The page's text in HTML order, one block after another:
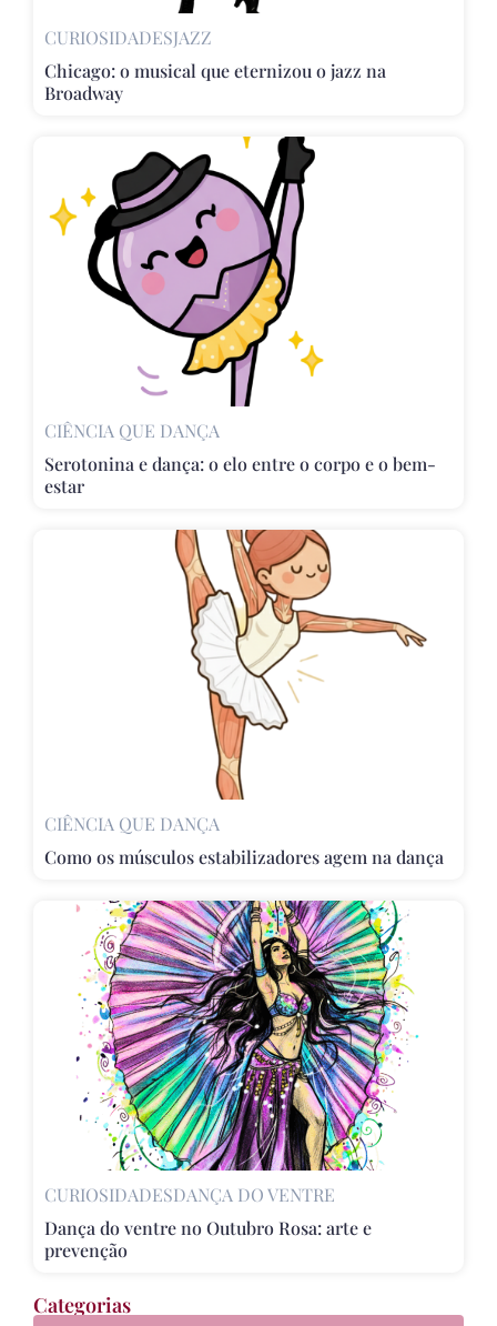
CURIOSIDADESJAZZ
Chicago: o musical que eternizou o jazz na
Broadway
CIÊNCIA QUE DANÇA
Serotonina e dança: o elo entre o corpo e o bem-
estar
CIÊNCIA QUE DANÇA
Como os músculos estabilizadores agem na dança
CURIOSIDADESDANÇA DO VENTRE
Dança do ventre no Outubro Rosa: arte e
prevenção
Categorias